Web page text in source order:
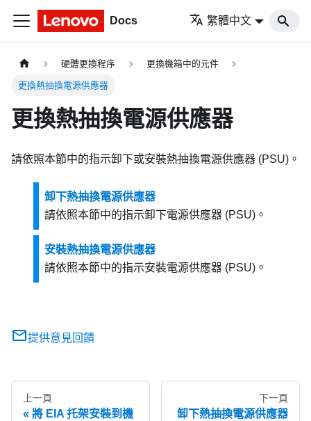
Docs 繁體中文
硬體更換程序 更換機箱中的元件
更換熱抽換電源供應器
更換熱抽換電源供應器
請依照本節中的指示卸下或安裝熱抽換電源供應器 (PSU)。
卸下熱抽換電源供應器
請依照本節中的指示卸下電源供應器 (PSU)。
安裝熱抽換電源供應器
請依照本節中的指示安裝電源供應器 (PSU)。
提供意見回饋
上一頁
將 EIA 托架安裝到機
下一頁
卸下熱抽換電源供應器